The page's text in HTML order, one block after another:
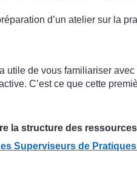
d’un atelier sur la
de vous familiariser
C’est ce que cette
la structure des
Superviseurs de